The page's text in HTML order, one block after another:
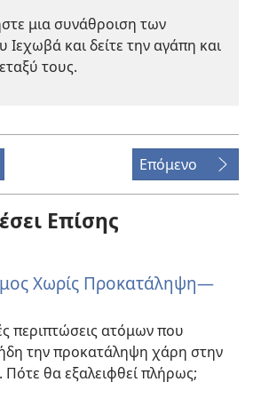
μια συνάθροιση των
και δείτε την αγάπη και
τους.
Επόμενο
Επίσης
Χωρίς Προκατάληψη—
περιπτώσεις ατόμων που
την προκατάληψη χάρη στην
Πότε θα εξαλειφθεί πλήρως;